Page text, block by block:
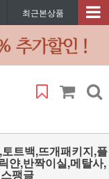
최근본상품
트백,뜨개패키지,플
얀,반짝이실,메탈사,
팽글